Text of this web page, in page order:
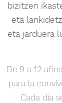
bizitzen
eta
eta jarduera
De 9 a 12
para la
Cada día